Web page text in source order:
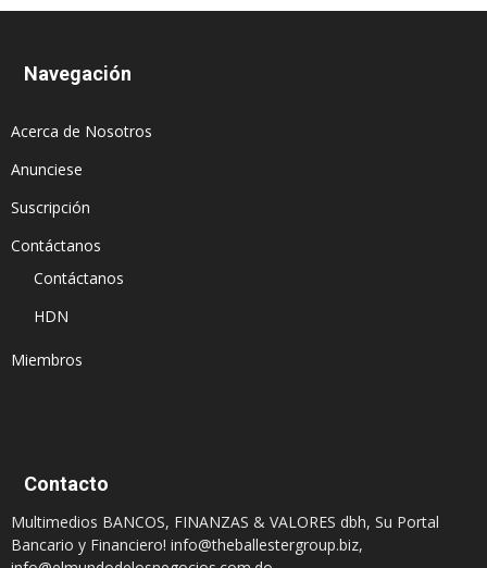
Navegación
Acerca de Nosotros
Anunciese
Suscripción
Contáctanos
Contáctanos
HDN
Miembros
Contacto
Multimedios BANCOS, FINANZAS & VALORES dbh, Su Portal
Bancario y Financiero! info@theballestergroup.biz,